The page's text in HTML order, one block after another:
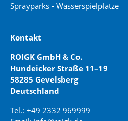
Sprayparks - Wasserspielplätze
Kontakt
ROIGK GmbH & Co.
Hundeicker Straße 11–19
58285 Gevelsberg
Deutschland
Tel.: +49 2332 969999